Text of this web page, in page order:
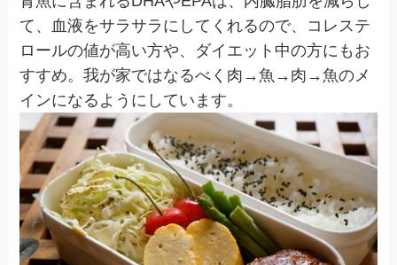
て、血液をサラサラにしてくれるので、コレステ
ロールの値が高い方や、ダイエット中の方にもお
すすめ。我が家ではなるべく肉→魚→肉→魚のメ
インになるようにしています。